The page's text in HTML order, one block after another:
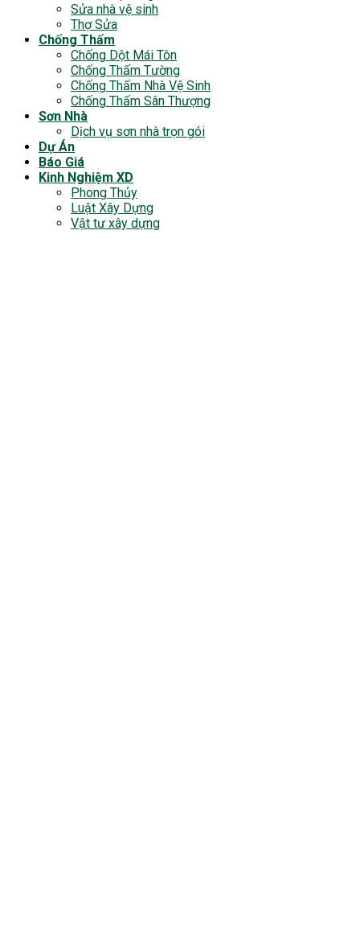
Sửa nhà vệ sinh
Thợ Sửa
Chống Thấm
Chống Dột Mái Tôn
Chống Thấm Tường
Chống Thấm Nhà Vệ Sinh
Chống Thấm Sân Thượng
Sơn Nhà
Dịch vụ sơn nhà trọn gói
Dự Án
Báo Giá
Kinh Nghiệm XD
Phong Thủy
Luật Xây Dựng
Vật tư xây dựng